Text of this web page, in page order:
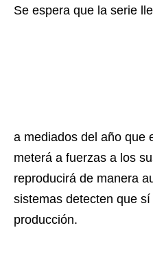
Se espera que la serie
a mediados del año que
meterá a fuerzas a los
reproducirá de manera
sistemas detecten que
producción.